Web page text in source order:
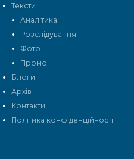
Тексти
Аналітика
Розслідування
Фото
Промо
Блоги
Архів
Контакти
Політика конфіденційності